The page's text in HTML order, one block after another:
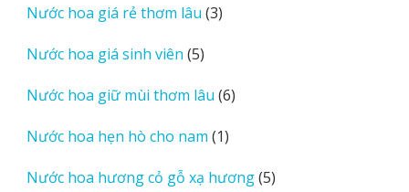
Nước hoa giá rẻ thơm lâu 33
Nước hoa giá sinh viên 55
phẩm
Nước hoa giữ mùi thơm lâu 66
Nước hoa hẹn hò cho nam 11
phẩm
Nước hoa hương cỏ gỗ xạ hương 55